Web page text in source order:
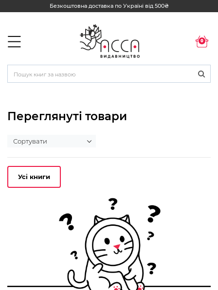
Безкоштовна доставка по Україні від 500₴
0
Переглянуті товари
Усі книги